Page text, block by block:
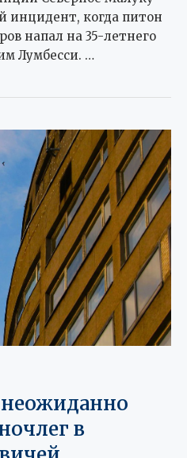
инцидент, когда питон
напал на 35-летнего
Лумбесси. …
в